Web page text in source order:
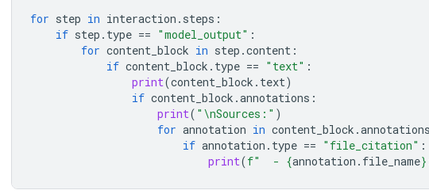
for step in interaction . steps :
if step . type == "model_output" :
for content_block in step .content :
if content_block . type == "text" :
print(content_block . text)
if content_block .annotations :
print( " \nSources:" )
for annotation in content_block .annotations
if annotation . type == "file_citation" :
print(f"  - {annotation . file_name}